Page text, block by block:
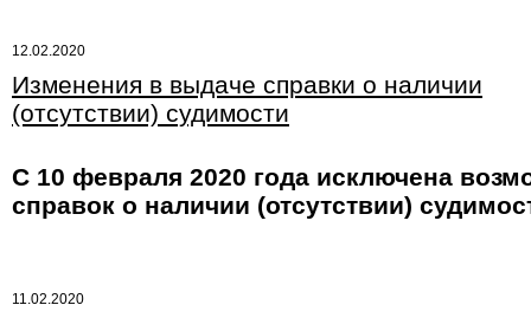
12.02.2020
Изменения в выдаче справки о наличии
(отсутствии) судимости
С 10 февраля 2020 года исключена
справок о наличии (отсутствии)
11.02.2020